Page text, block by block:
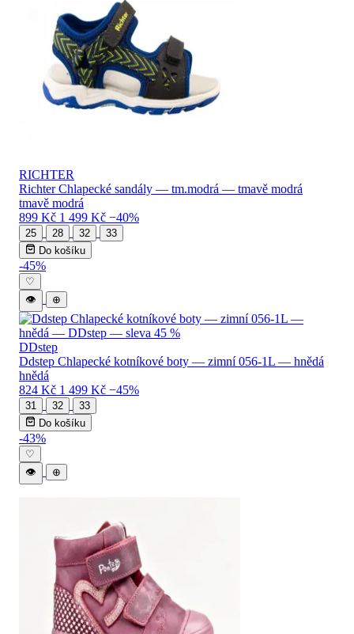
RICHTER
Richter Chlapecké sandály — tm.modrá — tmavě modrá
tmavě modrá
899 Kč 1 499 Kč −40%
25 28 32
33
Do košíku
-45%
♡
👁
⊕
DDstep
Ddstep Chlapecké kotníkové boty — zimní 056-1L — hnědá
hnědá
824 Kč 1 499 Kč −45%
31 32
33
Do košíku
-43%
♡
👁
⊕